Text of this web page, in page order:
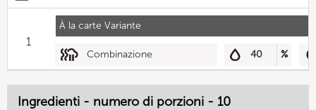
À la carte Variante
1
Combinazione 40 %
Ingredienti - numero di porzioni - 10